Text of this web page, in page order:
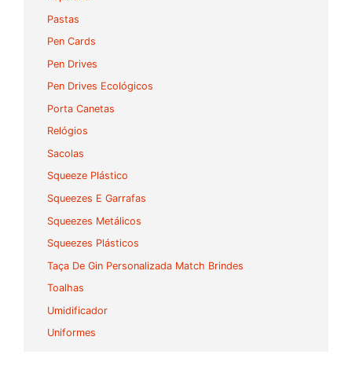
Pastas
Pen Cards
Pen Drives
Pen Drives Ecológicos
Porta Canetas
Relógios
Sacolas
Squeeze Plástico
Squeezes E Garrafas
Squeezes Metálicos
Squeezes Plásticos
Taça De Gin Personalizada Match Brindes
Toalhas
Umidificador
Uniformes